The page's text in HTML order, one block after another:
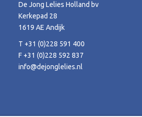
De Jong Lelies Holland bv
Kerkepad 28
1619 AE Andijk
T +31 (0)228 591 400
F +31 (0)228 592 837
info@dejonglelies.nl